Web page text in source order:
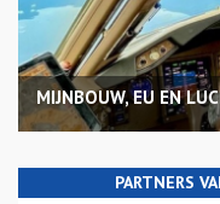
MIJNBOUW, EU EN
PARTNERS